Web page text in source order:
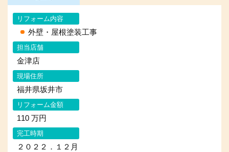
リフォーム内容
外壁・屋根塗装工事
担当店舗
金津店
現場住所
福井県坂井市
リフォーム金額
110 万円
完工時期
２０２２．１２月